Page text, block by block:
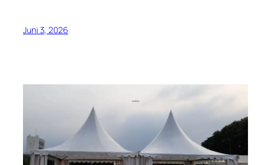
Juni 3, 2026